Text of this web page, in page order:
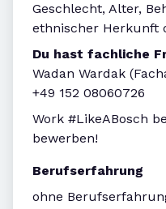
Geschlecht, Alter,
ethnischer Herkunft
Du hast fachliche
Wadan Wardak
+49 152 08060726
Work #LikeABosch
bewerben!
Berufserfahrung
ohne